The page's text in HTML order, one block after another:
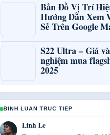
Bản Đồ Vị Trí
Hướng Dẫn Xem
Sẻ Trên Google
S22 Ultra – Giá
nghiệm mua
2025
BINH LUAN TRUC TIEP
Bao Chau Pham